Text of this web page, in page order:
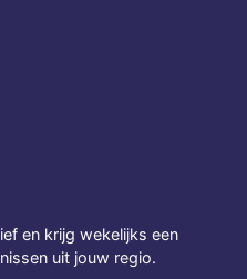
en krijg wekelijks een
uit jouw regio.